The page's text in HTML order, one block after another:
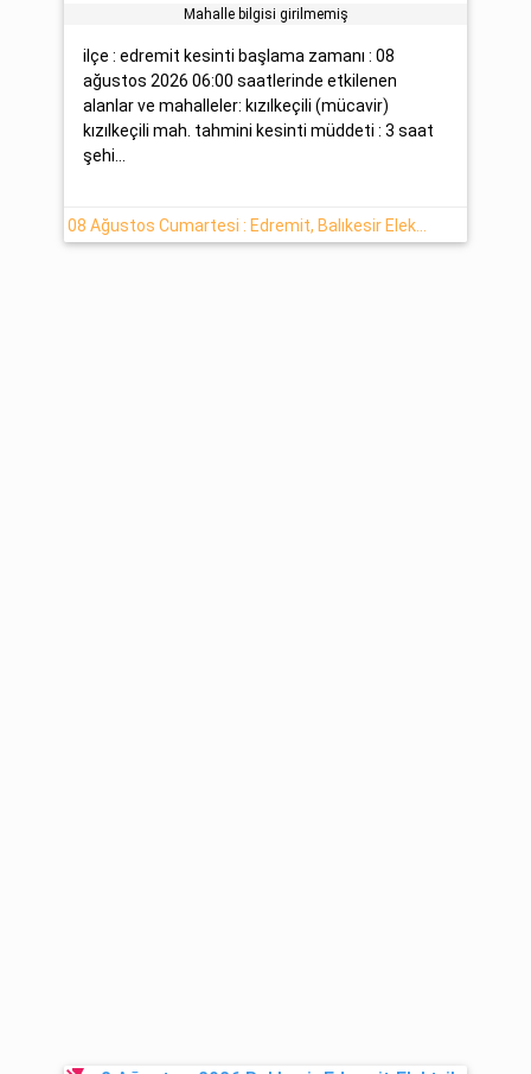
Mahalle bilgisi girilmemiş
ilçe : edremit kesinti başlama zamanı : 08
ağustos 2026 06:00 saatlerinde etkilenen
alanlar ve mahalleler: kızılkeçili (mücavir)
kızılkeçili mah. tahmini kesinti müddeti : 3 saat
şehi...
08 Ağustos Cumartesi : Edremit, Balıkesir Elektrik Kesinti Haberi - Uedaş